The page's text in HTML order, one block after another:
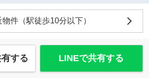
物件（駅徒歩10分以下）
する LINEで共有する